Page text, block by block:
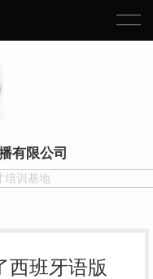
有限公司
培训基地
西班牙语版